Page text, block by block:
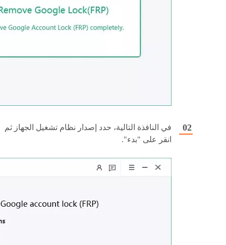
في النافذة التالية، حدد إصدار نظام تشغيل الجهاز ثم
انقر على "بدء".